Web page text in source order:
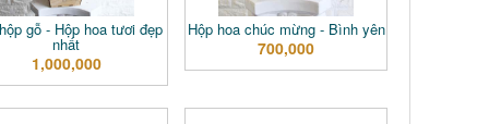
gỗ - Hộp hoa tươi đẹp
nhất
1,000,000
Hộp hoa chúc mừng - Bình yên
700,000